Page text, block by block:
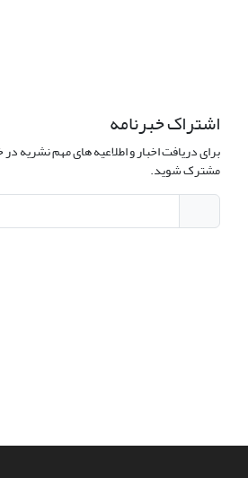
اشتراک خبرنامه
برای دریافت اخبار و اطلاعیه های مهم نشریه
مشترک شوید.